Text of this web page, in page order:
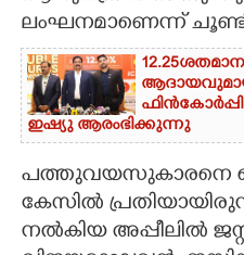
ലംഘനമാണെന്ന്
ഇഷ്യു ആരംഭിക്കുന്നു
പത്തുവയസുകാരനെ
കേസിൽ
നൽകിയ അപ്പീലിൽ